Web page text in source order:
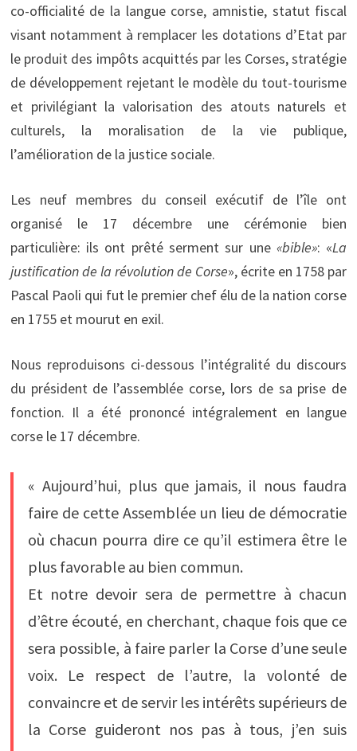
co-officialité de la langue corse, amnistie, statut fiscal
visant notamment à remplacer les dotations d’Etat par
le produit des impôts acquittés par les Corses, stratégie
de développement rejetant le modèle du tout-tourisme
et privilégiant la valorisation des atouts naturels et
culturels, la moralisation de la vie publique,
l’amélioration de la justice sociale.
Les neuf membres du conseil exécutif de l’île ont
organisé le 17 décembre une cérémonie bien
particulière: ils ont prêté serment sur une «bible»: «La
justification de la révolution de Corse», écrite en 1758 par
Pascal Paoli qui fut le premier chef élu de la nation corse
en 1755 et mourut en exil.
Nous reproduisons ci-dessous l’intégralité du discours
du président de l’assemblée corse, lors de sa prise de
fonction. Il a été prononcé intégralement en langue
corse le 17 décembre.
« Aujourd’hui, plus que jamais, il nous faudra
faire de cette Assemblée un lieu de démocratie
où chacun pourra dire ce qu’il estimera être le
plus favorable au bien commun.
Et notre devoir sera de permettre à chacun
d’être écouté, en cherchant, chaque fois que ce
sera possible, à faire parler la Corse d’une seule
voix. Le respect de l’autre, la volonté de
convaincre et de servir les intérêts supérieurs de
la Corse guideront nos pas à tous, j’en suis